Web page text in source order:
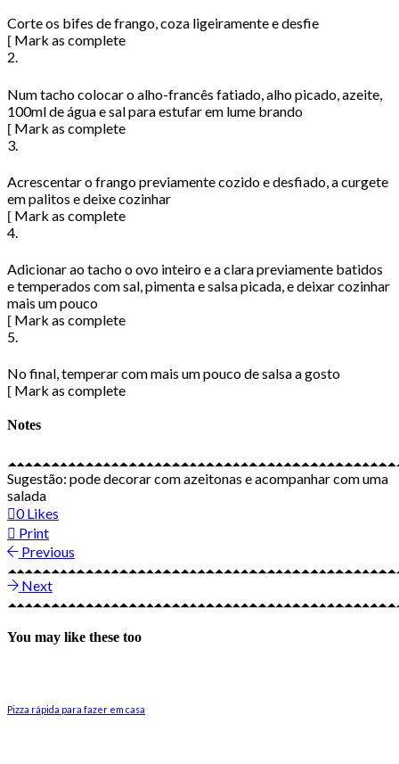
Corte os bifes de frango, coza ligeiramente e desfie
Mark as complete
2.
Num tacho colocar o alho-francês fatiado, alho picado, azeite,
100ml de água e sal para estufar em lume brando
Mark as complete
3.
Acrescentar o frango previamente cozido e desfiado, a curgete
em palitos e deixe cozinhar
Mark as complete
4.
Adicionar ao tacho o ovo inteiro e a clara previamente batidos
e temperados com sal, pimenta e salsa picada, e deixar cozinhar
mais um pouco
Mark as complete
5.
No final, temperar com mais um pouco de salsa a gosto
Mark as complete
Notes
Sugestão: pode decorar com azeitonas e acompanhar com uma
salada
0Likes
Print
Previous
Next
You may like these too
Pizza rápida para fazer em casa